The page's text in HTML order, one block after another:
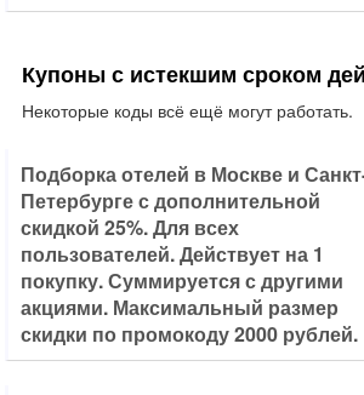
Купоны с истекшим сроком
Некоторые коды всё ещё могут работать.
Подборка отелей в Москве и
Петербурге с дополнительной
скидкой 25%. Для всех
пользователей. Действует на 1
покупку. Суммируется с другими
акциями. Максимальный размер
скидки по промокоду 2000 рублей.